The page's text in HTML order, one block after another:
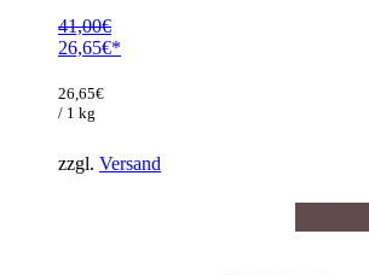
41,00€
Ursprünglicher
war:
41,00€
26,65€
Preis
ist:
26,65€
/ 1 kg
zzgl. Versand